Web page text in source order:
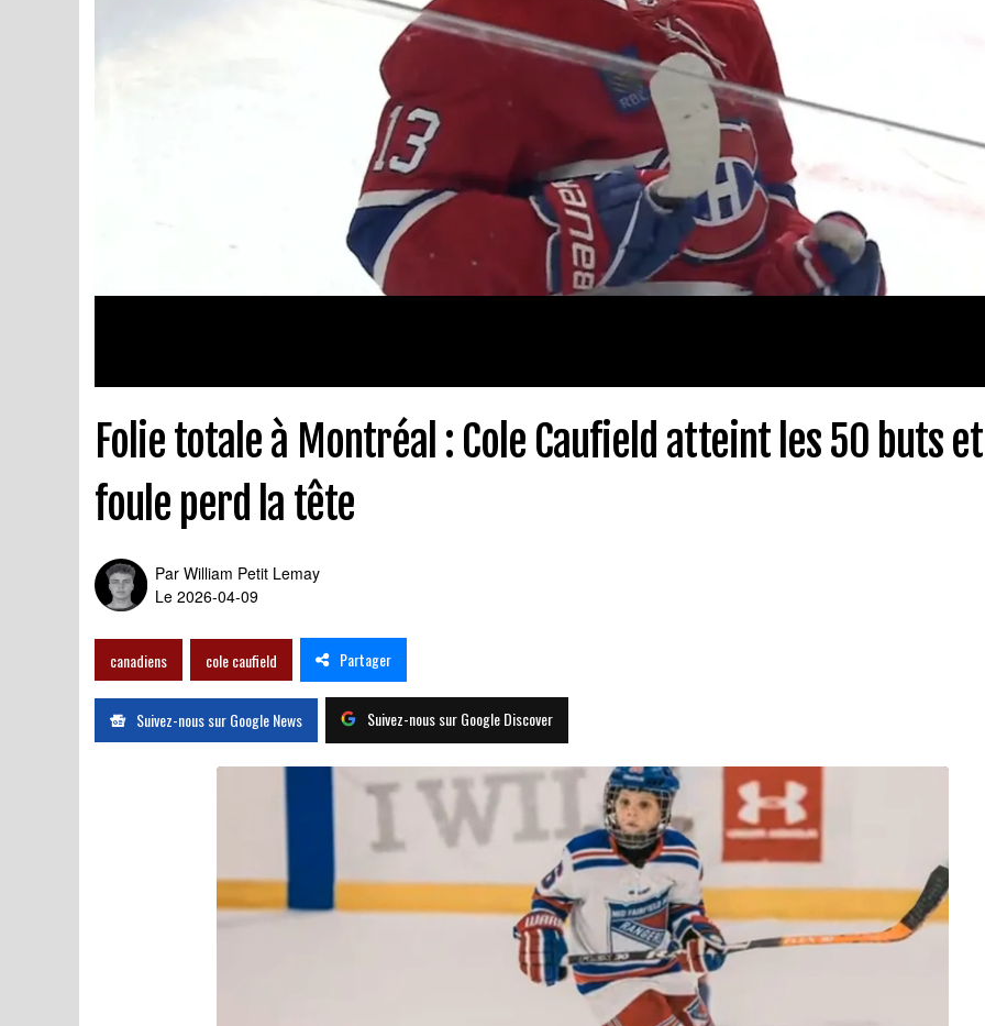
Folie totale à Montréal : Cole Caufield atteint les 50 buts
foule perd la tête
Par William Petit Lemay
Le 2026-04-09
canadiens cole caufield Partager
Suivez-nous sur Google News Suivez-nous sur Google Discover